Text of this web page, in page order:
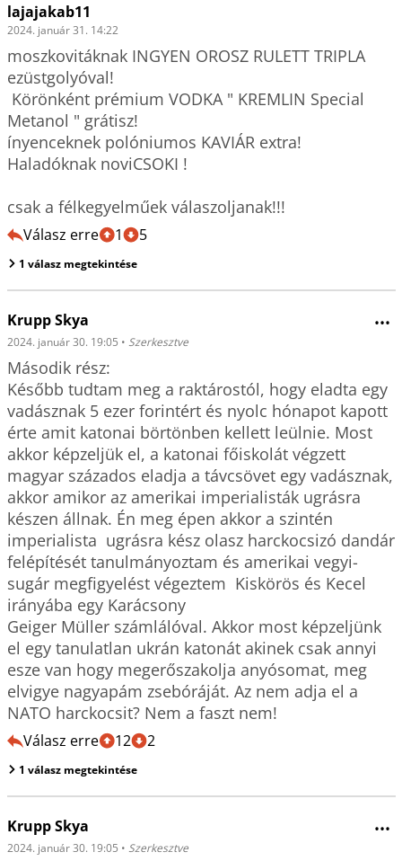
lajajakab11
2024. január 31. 14:22
moszkovitáknak INGYEN OROSZ RULETT TRIPLA
ezüstgolyóval!
Metanol " grátisz!
ínyenceknek polóniumos KAVIÁR extra!
Haladóknak noviCSOKI !
Válasz erre 1 5
1 válasz megtekintése
Krupp Skya •••
2024. január 30. 19:05 • Szerkesztve
Második rész:
Később tudtam meg a raktárostól, hogy eladta egy
vadásznak 5 ezer forintért és nyolc hónapot kapott
érte amit katonai börtönben kellett leülnie. Most
akkor képzeljük el, a katonai főiskolát végzett
magyar százados eladja a távcsövet egy vadásznak,
akkor amikor az amerikai imperialisták ugrásra
készen állnak. Én meg épen akkor a szintén
imperialista  ugrásra kész olasz harckocsizó dandár
felépítését tanulmányoztam és amerikai vegyi-
sugár megfigyelést végeztem  Kiskörös és Kecel
irányába egy Karácsony
Geiger Müller számlálóval. Akkor most képzeljünk
el egy tanulatlan ukrán katonát akinek csak annyi
esze van hogy megerőszakolja anyósomat, meg
elvigye nagyapám zsebóráját. Az nem adja el a
NATO harckocsit? Nem a faszt nem!
Válasz erre 12 2
1 válasz megtekintése
Krupp Skya •••
2024. január 30. 19:05 • Szerkesztve